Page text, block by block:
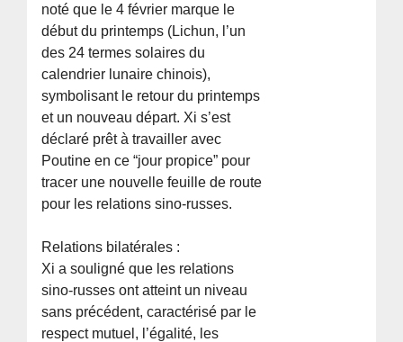
noté que le 4 février marque le
début du printemps (Lichun, l’un
des 24 termes solaires du
calendrier lunaire chinois),
symbolisant le retour du printemps
et un nouveau départ. Xi s’est
déclaré prêt à travailler avec
Poutine en ce “jour propice” pour
tracer une nouvelle feuille de route
pour les relations sino-russes.
Relations bilatérales :
Xi a souligné que les relations
sino-russes ont atteint un niveau
sans précédent, caractérisé par le
respect mutuel, l’égalité, les